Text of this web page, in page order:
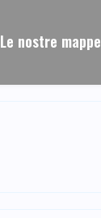
Le nostre mappe